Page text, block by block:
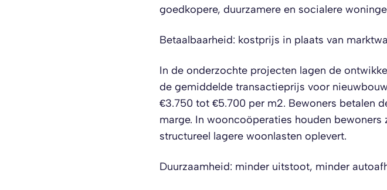
goedkopere, duurzamere en socialere
Betaalbaarheid: kostprijs in plaats van
In de onderzochte projecten lagen de
de gemiddelde transactieprijs voor
€3.750 tot €5.700 per m2. Bewoners betalen
marge. In wooncoöperaties houden
structureel lagere woonlasten oplevert.
Duurzaamheid: minder uitstoot, minder